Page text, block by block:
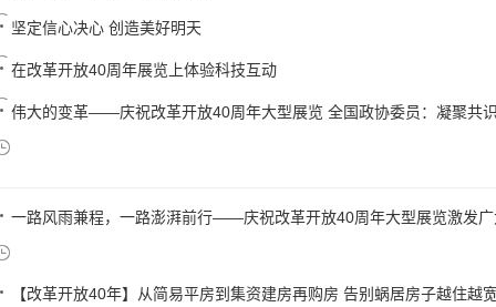
坚定信心决心 创造美好明天
在改革开放40周年展览上体验科技互动
伟大的变革——庆祝改革开放40周年大型展览 全国政协委员：凝聚共
一路风雨兼程，一路澎湃前行——庆祝改革开放40周年大型展览激发
【改革开放40年】从简易平房到集资建房再购房 告别蜗居房子越住越